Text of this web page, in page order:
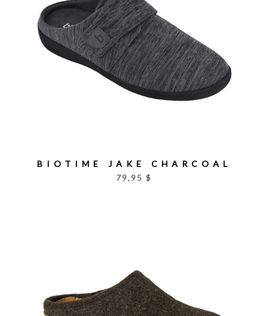
BIOTIME JAKE CHARCOAL
79,95 $